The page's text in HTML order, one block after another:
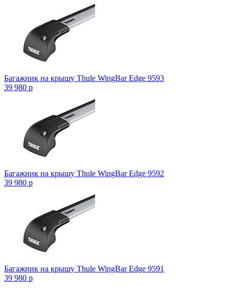
Багажник на крышу Thule WingBar Edge 9593
39 980 p
Багажник на крышу Thule WingBar Edge 9592
39 980 p
Багажник на крышу Thule WingBar Edge 9591
39 980 p